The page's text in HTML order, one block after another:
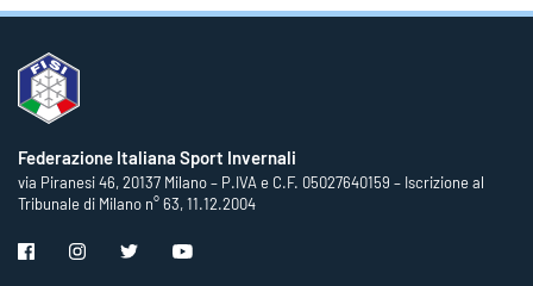
Federazione Italiana Sport Invernali
via Piranesi 46, 20137 Milano – P.IVA e C.F. 05027640159 – Iscrizione al
Tribunale di Milano n° 63, 11.12.2004